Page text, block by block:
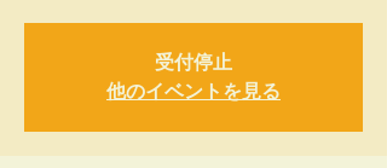
受付停止
他のイベントを見る